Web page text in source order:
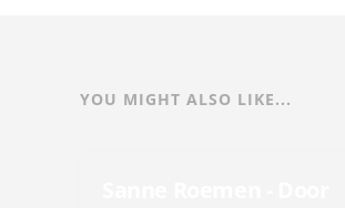
YOU MIGHT ALSO LIKE...